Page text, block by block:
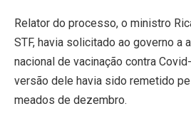
Relator do processo, o ministro
STF, havia solicitado ao governo a
nacional de vacinação contra
versão dele havia sido remetido
meados de dezembro.